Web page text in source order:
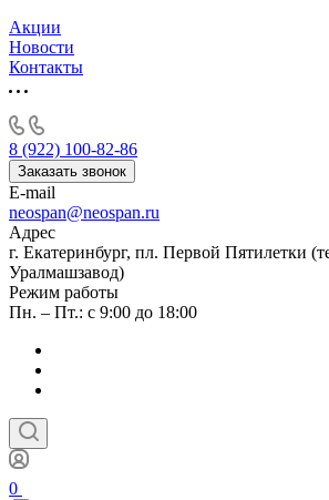
Акции
Новости
Контакты
8 (922) 100-82-86
Заказать звонок
E-mail
neospan@neospan.ru
Адрес
г. Екатеринбург, пл. Первой Пятилетки
Уралмашзавод)
Режим работы
Пн. – Пт.: с 9:00 до 18:00
0